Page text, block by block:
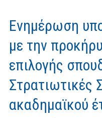
Ενημέρωση
με την
επιλογής
Στρατιωτικές
ακαδημαϊκού